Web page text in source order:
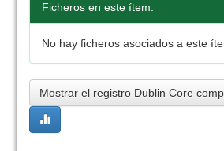
Ficheros en este ítem:
No hay ficheros asociados a este
Mostrar el registro Dublin Core